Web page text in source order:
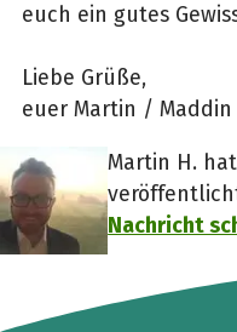
euch ein gutes
Liebe Grüße,
euer Martin / Maddin
Martin H.
Nachricht